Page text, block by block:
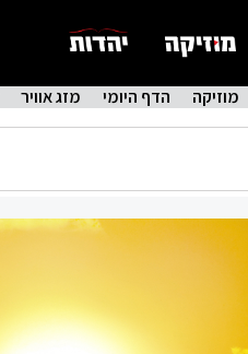
מוזיקה הדף היומי מזג אוויר